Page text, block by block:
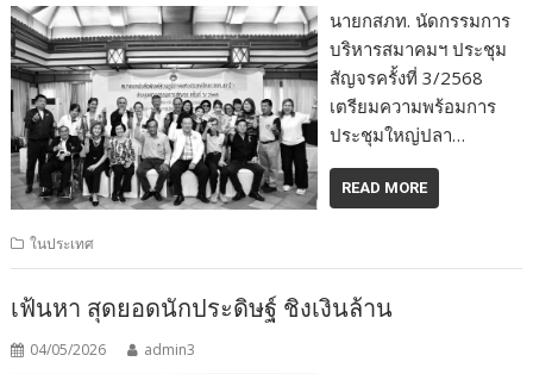
นายกสภท. นัดกรรมการ
บริหารสมาคมฯ ประชุม
สัญจรครั้งที่ 3/2568
เตรียมความพร้อมการ
ประชุมใหญ่ปลา…
READ MORE
ในประเทศ
เฟ้นหา สุดยอดนักประดิษฐ์ ชิงเงินล้าน
04/05/2026 admin3